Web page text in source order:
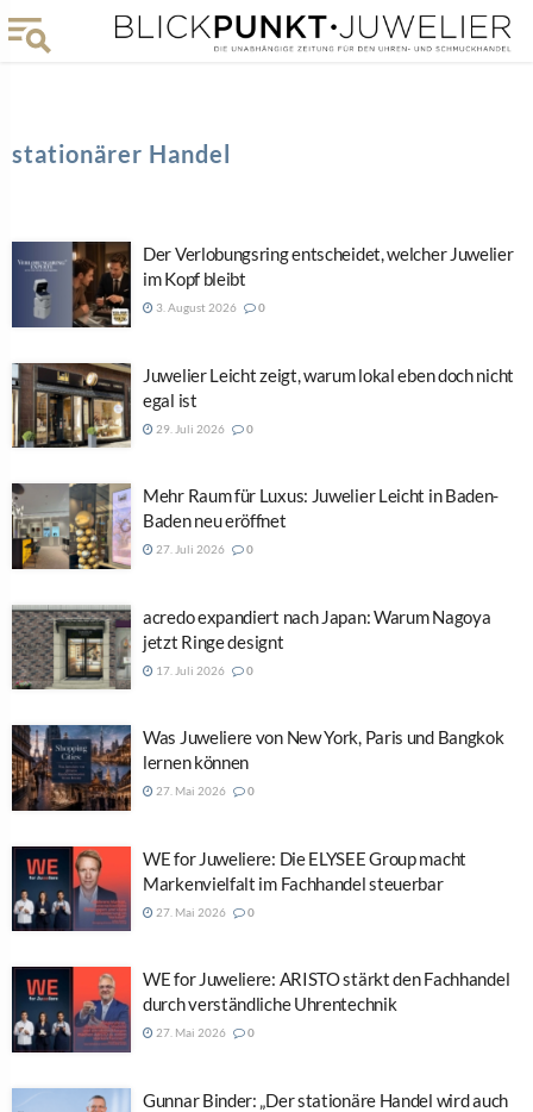
stationärer Handel
Der Verlobungsring entscheidet, welcher Juwelier
im Kopf bleibt
3. August 2026 0
Juwelier Leicht zeigt, warum lokal eben doch nicht
egal ist
29. Juli 2026 0
Mehr Raum für Luxus: Juwelier Leicht in Baden-
Baden neu eröffnet
27. Juli 2026 0
acredo expandiert nach Japan: Warum Nagoya
jetzt Ringe designt
17. Juli 2026 0
Was Juweliere von New York, Paris und Bangkok
lernen können
27. Mai 2026 0
WE for Juweliere: Die ELYSEE Group macht
Markenvielfalt im Fachhandel steuerbar
27. Mai 2026 0
WE for Juweliere: ARISTO stärkt den Fachhandel
durch verständliche Uhrentechnik
27. Mai 2026 0
Gunnar Binder: „Der stationäre Handel wird auch